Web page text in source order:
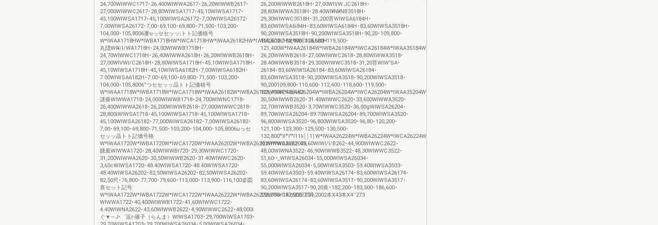
24,700WIWWC1717･26.400WIWWA2617･26,20WIWWB2617･
27,000WIWWC2617･28,80WIWSA1717･45,10WIWSA1717･
45,100WIWSA1717･45,100WIWSA26172･7,00WIWSA26172･
7,00WIWSA26172･7,00･69,100･69,800･71,500･103,200･
104,000･105,8006屡uっセセッッ;トト記価格号
W*IWAA1718HW*IWBA1718HW*IWCA1718HW*IWAA26182HW*IWBA26182HW*IWCA26182H
丸隠WI¥/I/WA1718H･24,00WIWWB1718H･
24,70WIWWC1718H･26,40WIWWA2618H･26,20WIWWB2618H･
27,00WIVWI/C2618H･28,80WIWSA1718H･45,10WIWSA1718H･
45,10WIWSA1718H･45,10WIWSA6182H･7,00WIWSA6182H･
7.00WIWSA6182H･7.00･69,100･69,800･71,500･103,200･
104,000･105,8006“つセセッッ品トト記価格号
W*IWAA1718W*IWBA1718W*IWCA1718W*IWAA26182W*IWBA26182W*IWCA26182゜
謎薔WIWWA1718･24,000WIWWB1718･24,700WIWNC1718･
26,400WIWWA2618･26,200WIWWB2618･27,000WIWWC2618･
28,800iWIWSA1718･45,100WIWSA1718･45,100WIWSA1718･
45,100WIWSA26182･77,000WIWSA26182･7,00WIWSA26182･
7,00･69,100･69,800･71,500･103,200･104,000･105,8006uっセ
セッッ晶トト記価号格
W*IWAA1720W*IWBA1720W*IWCA1720W*IWAA26202W*IWBA26202W*IWCA262026
餞羞WIWWA1720･28,40WIWWBi720･29,30WIWWC1720･
31,200WIWWA2620･30,50WIWWB2620･31.40WIWWC2620･
3,60cWIWSA1720･48.40WIWSA1720･48.40WIWSA1720･
48.40WIWSA26202･82,50WIWSA26202･82,50WIWSA26202･
82,50尺･76,800･77,700･79,600･113,000･113,900･116,100姿図
喜セット記号
W*IWAA1722W*IWBA1722W*IWCA1722W*IWAA26222W*IWBA26222W*IWCA262227“枠
WIWWA1722･40,400WIWWB1722･41,60WIWWC1722･
4.40WIWNA2622･43,60WIWWB2622･4,90WIWWC2622･48,000i
ぐ▼―J•゜逗r-篠子（らんま）WIWSA1703･29,700WIWSA1703･
26,200WIWWB2618H･27,00WIVW.JC2618H･
28,80WIWWA3518H･28.40WI¥N¥NB3518H･
29,30WIWWC3518H･31,200苔WIWSA6184H･
83,60WIWSA6i84H･83,60WIWSA6184H･83,60WIWSA3518H･
90,20WIWSA3518H･90,200WIWSA3518H･90,20･109,800･
110,600･112,400･118,600･119,500･
121,400W*IWAA26184W*IWBA26184W*IWCA26184W*IWAA35184W*IWBA35184W*IWCA35184WIWWA2618･
26,20WIWWB2618･27,00WIWWC2618･28,80WIWWA3518･
28.40WIWWB3518･29,300WIWWC3518･31,20苔WIW'SA･
26184･83,60WIWSA26184･83,60WIWSA26184･
83,60WIWSA3518･90,200WIWSA3518･90,200WIWSA3518･
90,200109,800･110,600･112,400･118,600･119,500･
121,400W*IWAA26204W*IWBA26204W*IWCA26204W*IWAA35204W*IWBA35204W*IWCA35204WIWWA2620･
30,50WIWWB2620･31.40WIWWC2620･33,600WIWWA3520･
32,70WIWWB3520･3,70WIWWC3520･36,00gWIWSA26204･
89,70WIWSA26204･89.70WIWSA26204･89,700WIWSA3520･
96,800WIWSA3520･96,800WIWSA3520･96,80･120,200･
121,100･123,300･129,500･130,500･
132,800"'ll"'I""l11Ii￨￨1￨W*IWAA26224W*IWBA26224W*IWCA26224W*IWAA35224W*IWBA35224W*IWCA35224
怜WIWWA2622･43,60WIWI/I/B262･44,900WIWWC2622･
48,00WIWNA3522･46,90WIWWB3522･48,30WIWWC3522･
51,60••_WIWSA26034･55,000WIWSA26034･
55,000WIWSA26034･5,00WIWSA3503･59.40WIWSA3503･
59.40WIWSA3503･59.40WIWSA26174･83,600WIWSA26174･
83,60WIWSA26174･83,60WIWSA3517･90,200WIWSA3517･
90,200WIWSA3517･90,20喜･182,200･183,500･186,600･
196,500･197,900･201,2002本X43本X4`'273